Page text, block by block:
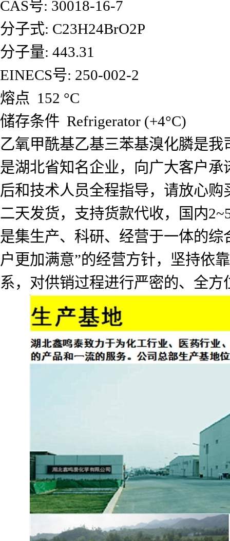
CAS号: 30018-16-7
分子式: C23H24BrO2P
分子量: 443.31
EINECS号: 250-002-2
熔点 152 °C
储存条件 Refrigerator (+4°C)
乙氧甲酰基乙基三苯基溴化膦是
是湖北省知名企业，向广大客户
后和技术人员全程指导，请放心
二天发货，支持货款代收，国内
是集生产、科研、经营于一体的
户更加满意”的经营方针，坚持依
系，对供销过程进行严密的、全